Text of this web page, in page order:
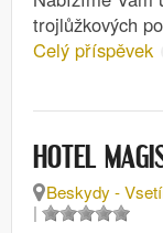
trojlůžkových
Celý příspěvek
HOTEL
Beskydy -
|